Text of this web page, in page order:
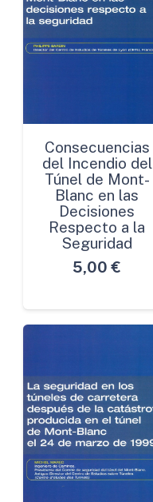
Consecuencias
del Incendio del
Túnel de Mont-
Blanc en las
Decisiones
Respecto a la
Seguridad
5,00 €